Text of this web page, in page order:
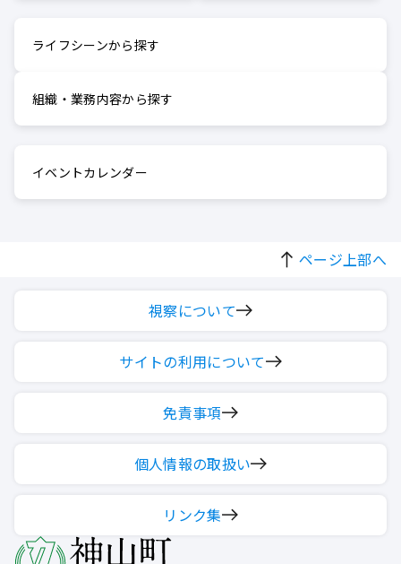
ライフシーンから探す
組織・業務内容から探す
イベントカレンダー
ページ上部へ
視察について
サイトの利用について
免責事項
個人情報の取扱い
リンク集